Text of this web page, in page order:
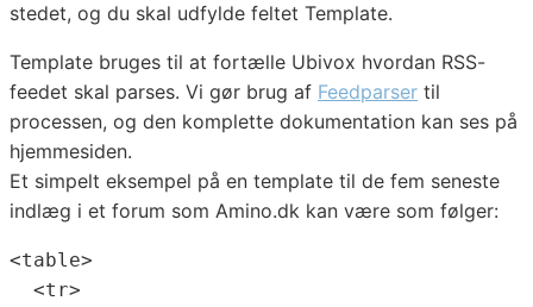
stedet, og du skal udfylde feltet Template.
Template bruges til at fortælle Ubivox hvordan RSS-
feedet skal parses. Vi gør brug af Feedparser til
processen, og den komplette dokumentation kan ses på
hjemmesiden.
Et simpelt eksempel på en template til de fem seneste
indlæg i et forum som Amino.dk kan være som følger:
<table>
  <tr>